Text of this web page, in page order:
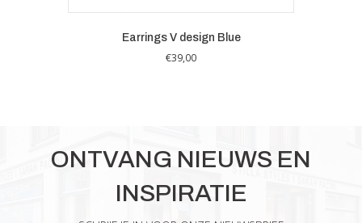
Earrings V design Blue
€39,00
ONTVANG NIEUWS EN
INSPIRATIE